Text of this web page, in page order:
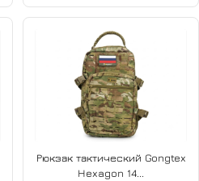
Рюкзак тактический Gongtex
Hexagon 14...